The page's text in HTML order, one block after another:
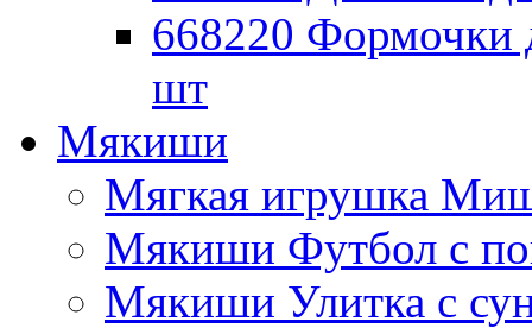
668220 Формочки
шт
Мякиши
Мягкая игрушка
Мякиши Футбол с
Мякиши Улитка с